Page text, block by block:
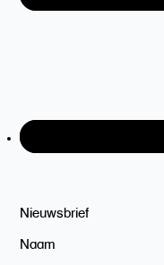
Nieuwsbrief
Naam